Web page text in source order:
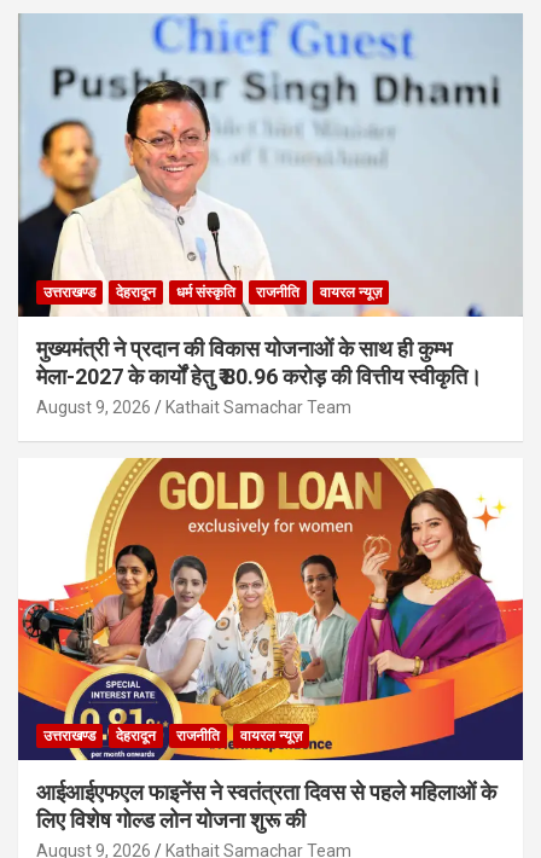
उत्तराखण्ड देहरादून धर्म संस्कृति राजनीति वायरल न्यूज़
मुख्यमंत्री ने प्रदान की विकास योजनाओं के साथ ही कुम्भ
मेला-2027 के कार्यों हेतु ₹ 80.96 करोड़ की वित्तीय स्वीकृति।
August 9, 2026 Kathait Samachar Team
उत्तराखण्ड देहरादून राजनीति वायरल न्यूज़
आईआईएफएल फाइनेंस ने स्वतंत्रता दिवस से पहले महिलाओं के
लिए विशेष गोल्ड लोन योजना शुरू की
August 9, 2026 Kathait Samachar Team